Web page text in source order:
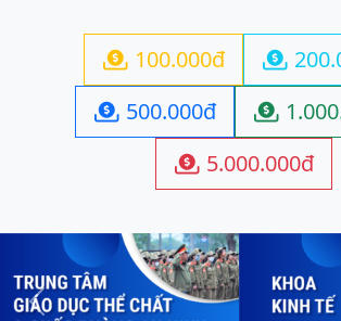
 100.000đ 
 500.000đ 
 5.000.000đ
Previous